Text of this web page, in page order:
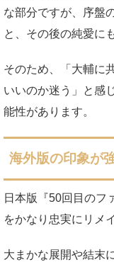
な部分ですが、序盤
と、その後の純愛に
そのため、「大輔に
いいのか迷う」と感
能性があります。
海外版の印象が
日本版『50回目のフ
をかなり忠実にリメ
大まかな展開や結末